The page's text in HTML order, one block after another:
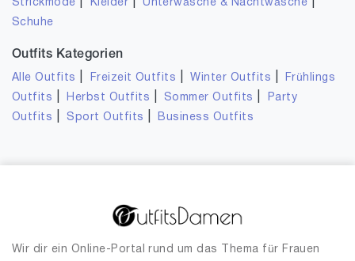
Strickmode
Kleider |Unterwäsche & Nachtwäsche
Schuhe
Outfits Kategorien
Alle Outfits Freizeit Outfits |Winter Outfits
Frühlings
Outfits
Herbst Outfits Sommer Outfits
Party
Outfits
Sport Outfits Business Outfits
Wir dir ein Online-Portal rund um das Thema für Frauen